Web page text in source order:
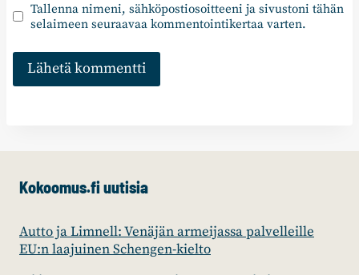
Tallenna nimeni, sähköpostiosoitteeni ja sivustoni tähän
selaimeen seuraavaa kommentointikertaa varten.
Kokoomus.fi uutisia
Autto ja Limnell: Venäjän armeijassa palvelleille
EU:n laajuinen Schengen-kielto